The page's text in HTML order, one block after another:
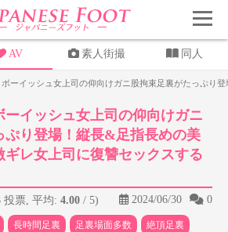
AV 素人街撮 同人
ボーイッシュ女上司の仰向けガニ股拘束足裏がたっぷ
ーイッシュ女上司の仰向けガニ
ぷり登場！縦長&足指長めの美
ギレ女上司に復讐セックスする
投票, 平均: 4.00 / 5) 2024/06/30 0
長時間足裏 足裏場面多数 絶頂足裏